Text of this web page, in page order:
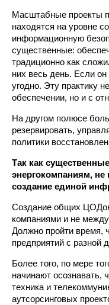
Масштабные проекты
находятся на уровне
информационную
существенные:
традиционно как
них весь день. Если
угодно. Эту практику
обеспечении, но и с
На другом полюсе
резервировать,
политики
Так как
энергокомпаниям,
создание единой
Создание общих
компаниями и не
Должно пройти время,
предприятий с разной
Более того, по мере
начинают осознавать,
техника и
аутсорсинговых